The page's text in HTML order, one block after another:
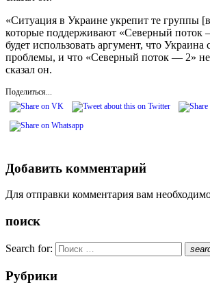
«Ситуация в Украине укрепит те группы
которые поддерживают «Северный поток
будет использовать аргумент, что Украина
проблемы, и что «Северный поток — 2»
сказал он.
Поделиться...
Добавить комментарий
Для отправки комментария вам
поиск
Search for:
Рубрики